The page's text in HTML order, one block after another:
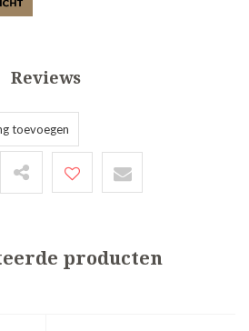
Reviews
toevoegen
producten